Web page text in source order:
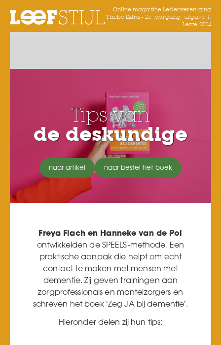
Online magazine Ledenvereniging
Thebe Extra -2e jaargang, uitgave 1,
Lente 2024
Tips van
de deskundige
naar artikel naar bestel het boek
Freya Flach en Hanneke van de Pol
ontwikkelden de SPEELS-methode. Een
praktische aanpak die helpt om echt
contact te maken met mensen met
dementie. Zij geven trainingen aan
zorgprofessionals en mantelzorgers en
schreven het boek ‘Zeg JA bij dementie’.
Hieronder delen zij hun tips: